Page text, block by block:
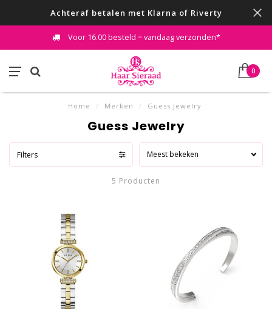
Achteraf betalen met Klarna of Riverty
Voor 16.00 besteld = vandaag verzonden*
0
Home / Merken / Guess Jewelry
Guess Jewelry
Filters Meest bekeken
5 Producten